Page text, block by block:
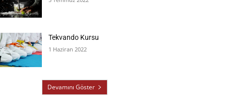
Tekvando Kursu
1 Haziran 2022
Devamını Göster